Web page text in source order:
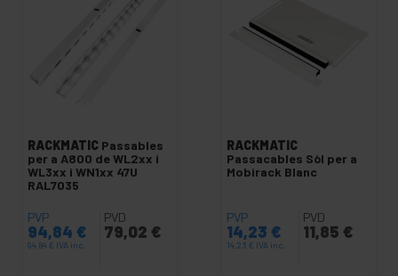
RACKMATIC Passables
per a A800 de WL2xx i
WL3xx i WN1xx 47U
RAL7035
PVP
94,84 €
94,84 € IVA inc.
PVD
79,02 €
RACKMATIC
Passacables Sòl per a
Mobirack Blanc
PVP
14,23 €
14,23 € IVA inc.
PVD
11,85 €